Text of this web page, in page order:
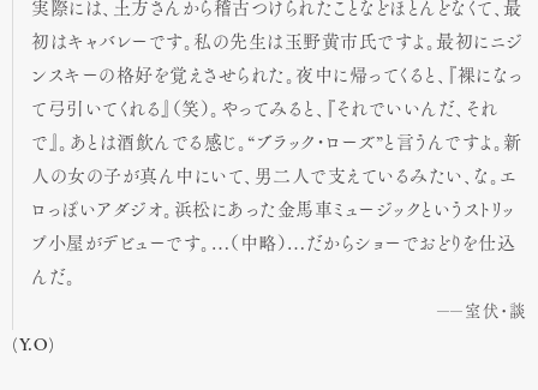
実際には、土方さんから稽古つけられたことなどほとんどなくて、最
初はキャバレーです。私の先生は玉野黄市氏ですよ。最初にニジ
ンスキーの格好を覚えさせられた。夜中に帰ってくると、『裸になっ
て弓引いてくれる』（笑）。やってみると、『それでいいんだ、それ
で』。あとは酒飲んでる感じ。“ブラック・ローズ”と言うんですよ。新
人の女の子が真ん中にいて、男二人で支えているみたい、な。エ
ロっぽいアダジオ。浜松にあった金馬車ミュージックというストリッ
プ小屋がデビューです。…（中略）…だからショーでおどりを仕込
んだ。
室伏・談
(Y.O)